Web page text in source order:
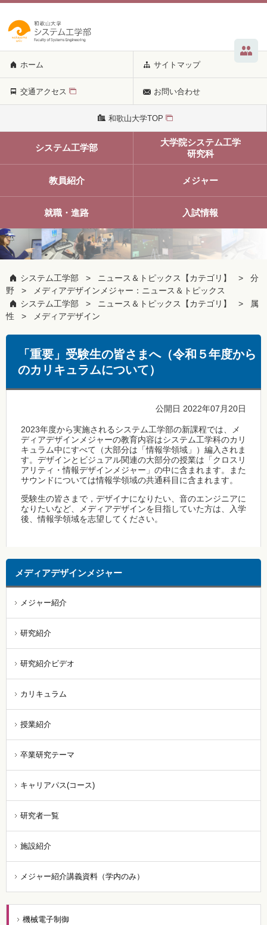
ホーム サイトマップ
交通アクセス お問い合わせ
和歌山大学TOP
システム工学部
大学院システム工学
研究科
教員紹介 メジャー
就職・進路 入試情報
システム工学部 ニュース＆トピックス【カテゴリ】
分
野
メディアデザインメジャー：ニュース＆トピックス
システム工学部
ニュース＆トピックス【カテゴリ】
属
性
メディアデザイン
「重要」受験生の皆さまへ（令和５年度から
のカリキュラムについて）
公開日 2022年07月20日
2023年度から実施されるシステム工学部の新課程では、メ
ディアデザインメジャーの教育内容はシステム工学科のカリ
キュラム中にすべて（大部分は「情報学領域」）編入されま
す。デザインとビジュアル関連の大部分の授業は「クロスリ
アリティ・情報デザインメジャー」の中に含まれます。また
サウンドについては情報学領域の共通科目に含まれます。
受験生の皆さまで，デザイナになりたい、音のエンジニアに
なりたいなど、メディアデザインを目指していた方は、入学
後、情報学領域を志望してください。
メディアデザインメジャー
メジャー紹介
研究紹介
研究紹介ビデオ
カリキュラム
授業紹介
卒業研究テーマ
キャリアパス(コース)
研究者一覧
施設紹介
メジャー紹介講義資料（学内のみ）
機械電子制御